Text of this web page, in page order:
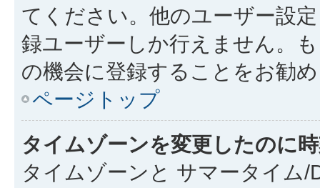
てください。他のユーザー設
録ユーザーしか行えません。
の機会に登録することをお勧
ページトップ
タイムゾーンを変更したのに
タイムゾーンと サマータイム